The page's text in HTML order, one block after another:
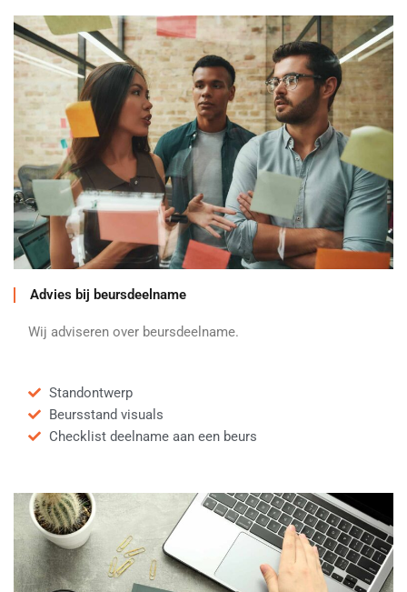
Advies bij beursdeelname
Wij adviseren over beursdeelname.
Standontwerp
Beursstand visuals
Checklist deelname aan een beurs